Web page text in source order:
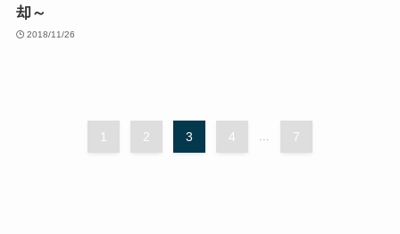
却～
2018/11/26
1 2 3 4 7